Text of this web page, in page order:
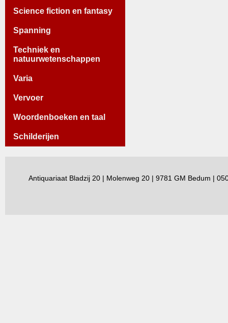
Science fiction en fantasy
Spanning
Techniek en
natuurwetenschappen
Varia
Vervoer
Woordenboeken en taal
Schilderijen
Antiquariaat Bladzij 20 | Molenweg 20 | 9781 GM Bedum |